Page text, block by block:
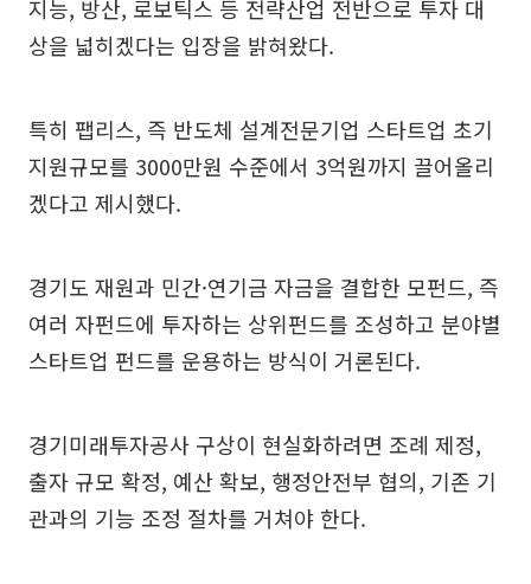
지능, 방산, 로보틱스 등 전략산업 전반으로 투자 대
상을 넓히겠다는 입장을 밝혀왔다.
특히 팹리스, 즉 반도체 설계전문기업 스타트업 초기
지원규모를 3000만원 수준에서 3억원까지 끌어올리
겠다고 제시했다.
경기도 재원과 민간·연기금 자금을 결합한 모펀드, 즉
여러 자펀드에 투자하는 상위펀드를 조성하고 분야별
스타트업 펀드를 운용하는 방식이 거론된다.
경기미래투자공사 구상이 현실화하려면 조례 제정,
출자 규모 확정, 예산 확보, 행정안전부 협의, 기존 기
관과의 기능 조정 절차를 거쳐야 한다.